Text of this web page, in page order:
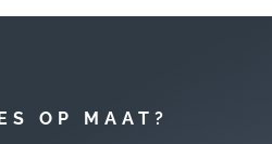
OP MAAT?